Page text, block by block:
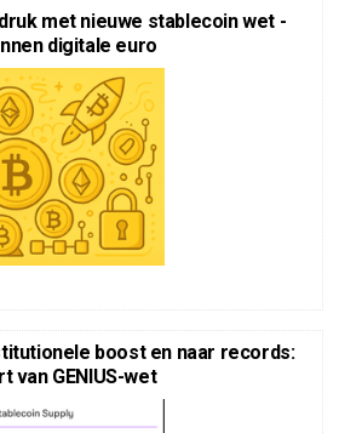
met nieuwe stablecoin wet -
digitale euro
boost en naar records:
van GENIUS-wet